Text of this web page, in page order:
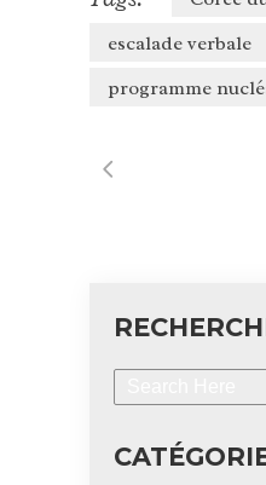
escalade verbale
programme